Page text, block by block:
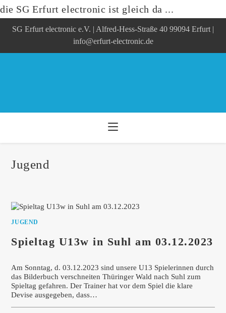
die SG Erfurt electronic ist gleich da ...
InhaltSG Erfurt electronic e.V. | Alfred-Hess-Straße 40 99094 Erfurt |
info@erfurt-electronic.de
Jugend
JUGEND
Spieltag U13w in Suhl am 03.12.2023
Am Sonntag, d. 03.12.2023 sind unsere U13 Spielerinnen durch
das Bilderbuch verschneiten Thüringer Wald nach Suhl zum
Spieltag gefahren. Der Trainer hat vor dem Spiel die klare
Devise ausgegeben, dass…